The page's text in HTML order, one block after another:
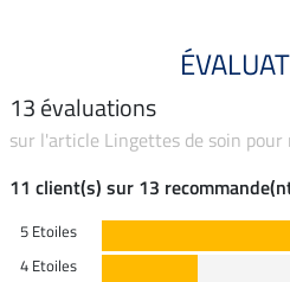
13 évaluations
sur l'article Lingettes de soin pour
11 client(s) sur 13
5 Etoiles
4 Etoiles